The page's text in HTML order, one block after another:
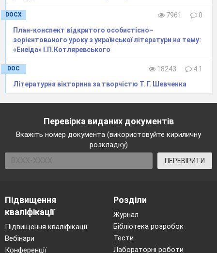
далекий.
Воля— козацька, божа, вольна; свята,
ненагодована, гола, сердита, братерська,
молодая, співаная, добра, сподівана, ясна.
Земля
— чужа, шляхетська, козацька, чорна,
сонна, широка, вольна, безконечна, праведна,
Море—
синє,
глибоке,
червоне,
криваве,
вольне, нікчемне.
Слово— ласкаве, божеє, добре, химерне,
розумне, єдине, дівоче, тихе, забуте, тихо-
DOCX 7961
0
План-конспект відкритого особистісно–
зорієнтованого уроку з української літератури на тему:
«Енеїда» І.П.Котляревського
DOC 18243
4.1
Літературна вікторина за творчістю Т. Г. Шевченка
Перевірка виданих документів
Вкажіть номер документа (використовуйте кириличну
розкладку)
ПЕРЕВІРИТИ
Підвищення
кваліфікації
Підвищення кваліфікації
Вебінари
Конференції
Розділи
Журнал
Бібліотека розробок
Тести
Лабораторні роботи